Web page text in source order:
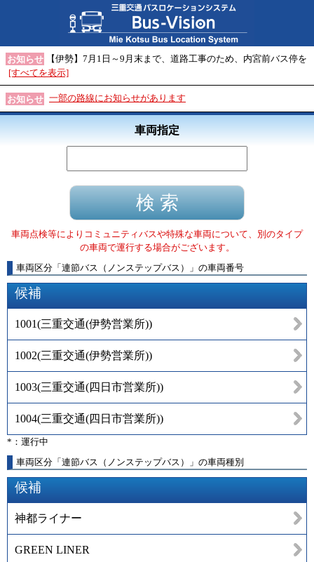
お知らせ
【伊勢】7月1日～9月末まで、道路工事のため、内宮前バス停を
[すべてを表示]
お知らせ 一部の路線にお知らせがあります
車両指定
車両点検等によりコミュニティバスや特殊な車両について、別のタイプ
の車両で運行する場合がございます。
車両区分 「 連節バス（ノンステップバス） 」 の車両番号
候補
1001(三重交通(伊勢営業所))
1002(三重交通(伊勢営業所))
1003(三重交通(四日市営業所))
1004(三重交通(四日市営業所))
*：運行中
車両区分「連節バス（ノンステップバス）」の車両種別
候補
神都ライナー
GREEN LINER